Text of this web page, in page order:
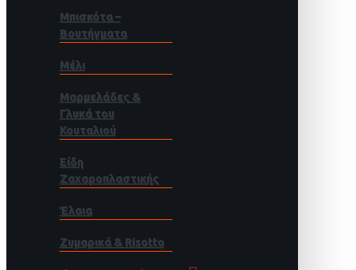
Μπισκότα –
Βουτήγματα
Μέλι
Μαρμελάδες &
Γλυκά του
Κουταλιού
Είδη
Ζαχαροπλαστικής
Έλαια
Ζυμαρικά & Risotto